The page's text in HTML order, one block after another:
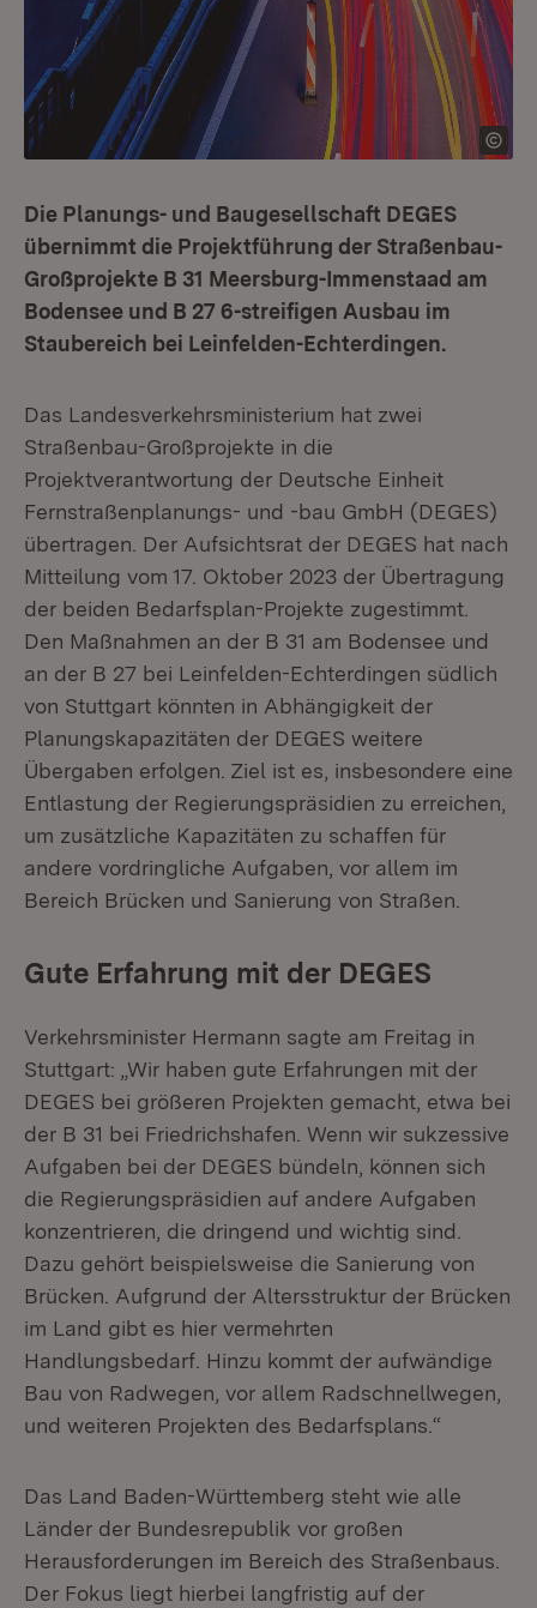
Die Planungs- und Baugesellschaft DEGES
übernimmt die Projektführung der Straßenbau-
Großprojekte B 31 Meersburg-Immenstaad am
Bodensee und B 27 6-streifigen Ausbau im
Staubereich bei Leinfelden-Echterdingen.
Das Landesverkehrsministerium hat zwei
Straßenbau-Großprojekte in die
Projektverantwortung der Deutsche Einheit
Fernstraßenplanungs- und -bau GmbH (DEGES)
übertragen. Der Aufsichtsrat der DEGES hat nach
Mitteilung vom 17. Oktober 2023 der Übertragung
der beiden Bedarfsplan-Projekte zugestimmt.
Den Maßnahmen an der B 31 am Bodensee und
an der B 27 bei Leinfelden-Echterdingen südlich
von Stuttgart könnten in Abhängigkeit der
Planungskapazitäten der DEGES weitere
Übergaben erfolgen. Ziel ist es, insbesondere eine
Entlastung der Regierungspräsidien zu erreichen,
um zusätzliche Kapazitäten zu schaffen für
andere vordringliche Aufgaben, vor allem im
Bereich Brücken und Sanierung von Straßen.
Gute Erfahrung mit der DEGES
Verkehrsminister Hermann sagte am Freitag in
Stuttgart: „Wir haben gute Erfahrungen mit der
DEGES bei größeren Projekten gemacht, etwa bei
der B 31 bei Friedrichshafen. Wenn wir sukzessive
Aufgaben bei der DEGES bündeln, können sich
die Regierungspräsidien auf andere Aufgaben
konzentrieren, die dringend und wichtig sind.
Dazu gehört beispielsweise die Sanierung von
Brücken. Aufgrund der Altersstruktur der Brücken
im Land gibt es hier vermehrten
Handlungsbedarf. Hinzu kommt der aufwändige
Bau von Radwegen, vor allem Radschnellwegen,
und weiteren Projekten des Bedarfsplans.“
Das Land Baden-Württemberg steht wie alle
Länder der Bundesrepublik vor großen
Herausforderungen im Bereich des Straßenbaus.
Der Fokus liegt hierbei langfristig auf der